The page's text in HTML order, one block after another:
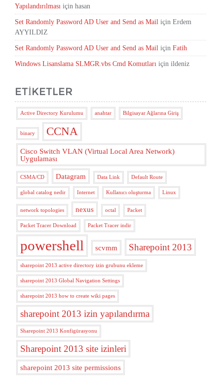
Yapılandırılması için hasan
Set Randomly Password AD User and Send as Mail için Erdem
AYYILDIZ
Set Randomly Password AD User and Send as Mail için Fatih
Windows Lisanslama SLMGR.vbs Cmd Komutları için ildeniz
ETIKETLER
Active Directory Kurulumu anahtar Bilgisayar Ağlarına Giriş
binary CCNA
Cisco Switch VLAN (Virtual Local Area Network)
Uygulaması
CSMA/CD Datagram Data Link Default Route
global catalog nedir Internet Kullanıcı oluşturma Linux
network topologies nexus octal Packet
Packet Tracer Download Packet Tracer indir
powershell scvmm Sharepoint 2013
sharepoint 2013 active directory izin grubunu ekleme
sharepoint 2013 Global Navigation Settings
sharepoint 2013 how to create wiki pages
sharepoint 2013 izin yapılandırma
Sharepoint 2013 Konfigürasyonu
Sharepoint 2013 site izinleri
sharepoint 2013 site permissions